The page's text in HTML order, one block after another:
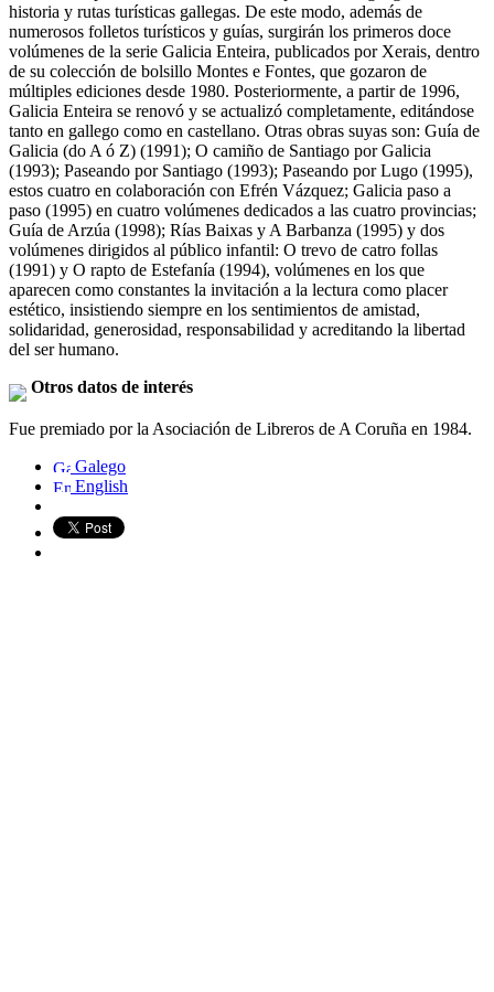
historia y rutas turísticas gallegas. De este modo, además de
numerosos folletos turísticos y guías, surgirán los primeros doce
volúmenes de la serie Galicia Enteira, publicados por Xerais, dentro
de su colección de bolsillo Montes e Fontes, que gozaron de
múltiples ediciones desde 1980. Posteriormente, a partir de 1996,
Galicia Enteira se renovó y se actualizó completamente, editándose
tanto en gallego como en castellano. Otras obras suyas son: Guía de
Galicia (do A ó Z) (1991); O camiño de Santiago por Galicia
(1993); Paseando por Santiago (1993); Paseando por Lugo (1995),
estos cuatro en colaboración con Efrén Vázquez; Galicia paso a
paso (1995) en cuatro volúmenes dedicados a las cuatro provincias;
Guía de Arzúa (1998); Rías Baixas y A Barbanza (1995) y dos
volúmenes dirigidos al público infantil: O trevo de catro follas
(1991) y O rapto de Estefanía (1994), volúmenes en los que
aparecen como constantes la invitación a la lectura como placer
estético, insistiendo siempre en los sentimientos de amistad,
solidaridad, generosidad, responsabilidad y acreditando la libertad
del ser humano.
Otros datos de interés
Fue premiado por la Asociación de Libreros de A Coruña en 1984.
Galego
English